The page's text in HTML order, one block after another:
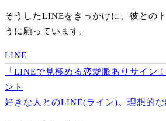
そうしたLINEをきっかけに、彼との
うに願っています。
LINE
投
稿
ナ
「LINEで見極める恋愛脈ありサイン
ント
好きな人とのLINE(ライン)。理想的な